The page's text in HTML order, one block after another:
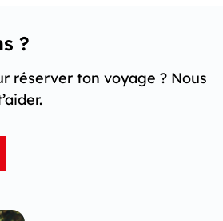
?
réserver ton voyage ? Nous